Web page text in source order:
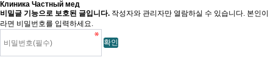
Клиника Частный мед
비밀글 기능으로 보호된 글입니다. 작성자와 관리자만 열람하실 수 있습니다. 본인이
라면 비밀번호를 입력하세요.